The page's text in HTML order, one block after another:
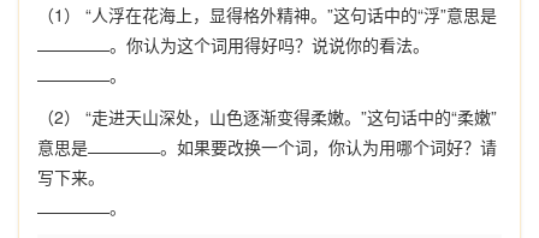
（1） “人浮在花海上，显得格外精神。”这句话中的“浮”意思是
。你认为这个词用得好吗？说说你的看法。
。
（2） “走进天山深处，山色逐渐变得柔嫩。”这句话中的“柔嫩”
意思是
。如果要改换一个词，你认为用哪个词好？请
写下来。
。